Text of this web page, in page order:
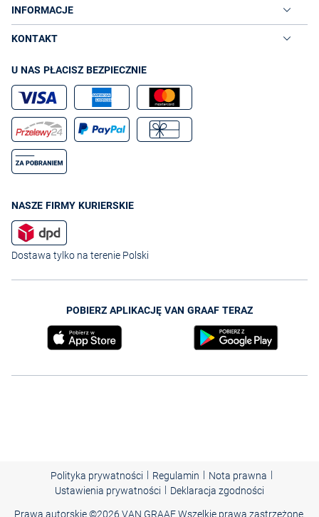
INFORMACJE
KONTAKT
U NAS PŁACISZ BEZPIECZNIE
NASZE FIRMY KURIERSKIE
Dostawa tylko na terenie Polski
POBIERZ APLIKACJĘ VAN GRAAF TERAZ
Polityka prywatności | Regulamin | Nota prawna |
Ustawienia prywatności | Deklaracja zgodności
Prawa autorskie ©2026 VAN GRAAF Wszelkie prawa zastrzeżone.